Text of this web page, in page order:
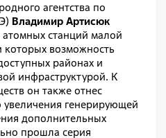
агентства по
Владимир Артисюк
атомных станций малой
возможность
районах и
инфраструктурой. К
отнес
увеличения генерирующей
дополнительных
прошла серия